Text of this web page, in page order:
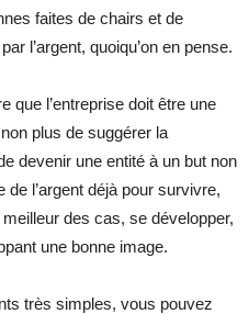
faites de chairs et de
l’argent, quoiqu’on en pense.
que l’entreprise doit être une
plus de suggérer la
devenir une entité à un but non
de l’argent déjà pour survivre,
des cas, se développer,
une bonne image.
très simples, vous pouvez